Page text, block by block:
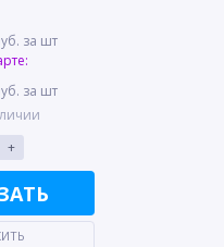
за шт
за шт
+